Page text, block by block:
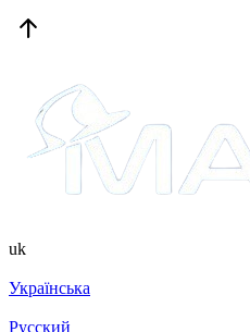
uk
Українська
Русский